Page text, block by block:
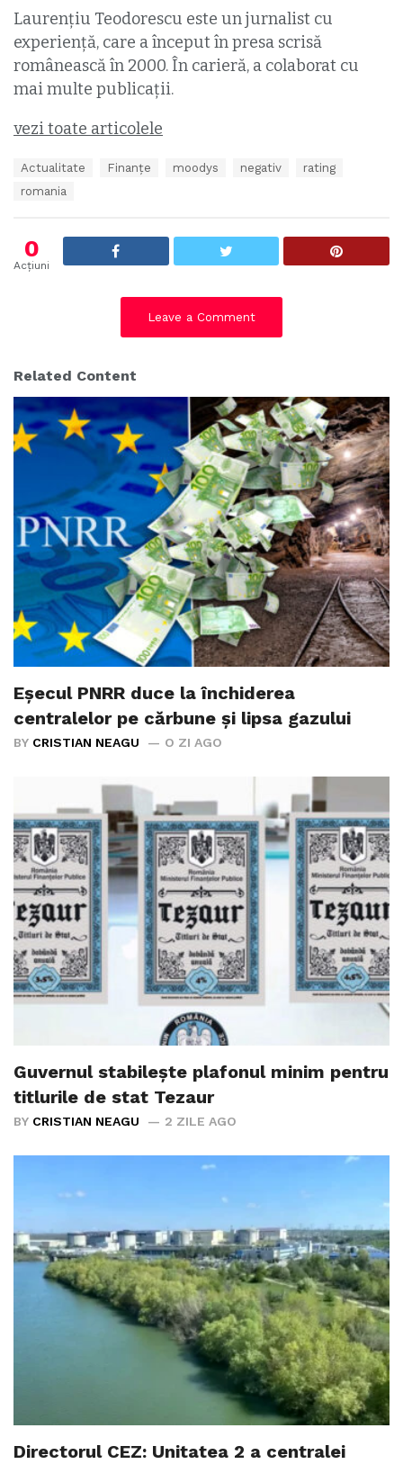
Laurențiu Teodorescu este un jurnalist cu
experiență, care a început în presa scrisă
românească în 2000. În carieră, a colaborat cu
mai multe publicații.
vezi toate articolele
Actualitate Finanțe moodys negativ
rating
romania
0
Acțiuni
Leave a Comment
Related Content
Eșecul PNRR duce la închiderea
centralelor pe cărbune și lipsa gazului
BY CRISTIAN NEAGU O ZI AGO
Guvernul stabilește plafonul minim pentru
titlurile de stat Tezaur
BY CRISTIAN NEAGU 2 ZILE AGO
Directorul CEZ: Unitatea 2 a centralei